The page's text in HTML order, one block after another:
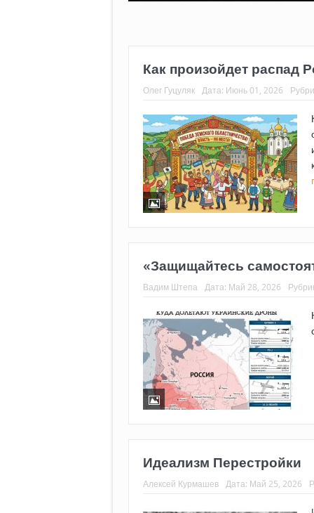
Как произойдет распад
Олег Гуцуляк Дата: Июнь 01, 2026
«Защищайтесь
Вадим Штепа Дата: Май 28, 2026
Идеализм Перестройки
Алексей Курмашев Дата: Май 25, 2026